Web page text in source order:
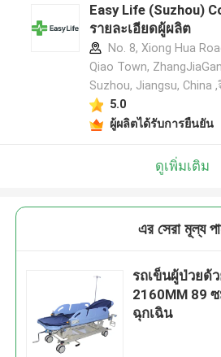
Easy Life (Suzhou)
รายละเอียดผู้ผลิต
No. 8, Xiong Hua
Qiao Town,
Suzhou, Jiangsu, China
5.0
ผู้ผลิตได้รับการยืนยัน
ดูเพิ่มเติม
এর সেরা মূল্য
รถเข็นผู้ป่วยด้
2160MM 89
ฉุกเฉิน